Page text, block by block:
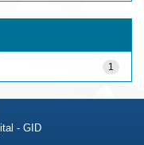
1
- GID